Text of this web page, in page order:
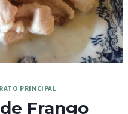
PRINCIPAL
Frango